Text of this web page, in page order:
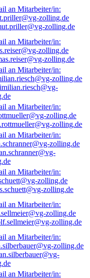
zolling.de
zolling.de
zolling.de
zolling.de
zolling.de